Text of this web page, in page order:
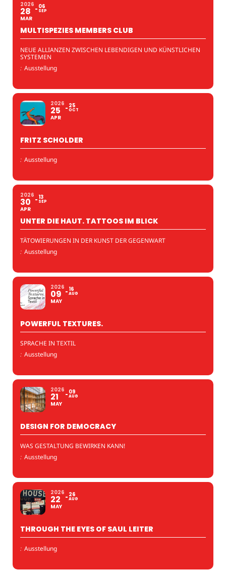
2026
28
MAR
06
SEP
MULTISPEZIES MEMBERS CLUB
NEUE ALLIANZEN ZWISCHEN LEBENDIGEN UND KÜNSTLICHEN
SYSTEMEN
: Ausstellung
2026
25
APR
25
OCT
FRITZ SCHOLDER
: Ausstellung
2026
30
APR
13
SEP
UNTER DIE HAUT. TATTOOS IM BLICK
TÄTOWIERUNGEN IN DER KUNST DER GEGENWART
: Ausstellung
2026
09
MAY
16
AUG
POWERFUL TEXTURES.
SPRACHE IN TEXTIL
: Ausstellung
2026
21
MAY
09
AUG
DESIGN FOR DEMOCRACY
WAS GESTALTUNG BEWIRKEN KANN!
: Ausstellung
2026
22
MAY
26
AUG
THROUGH THE EYES OF SAUL LEITER
: Ausstellung